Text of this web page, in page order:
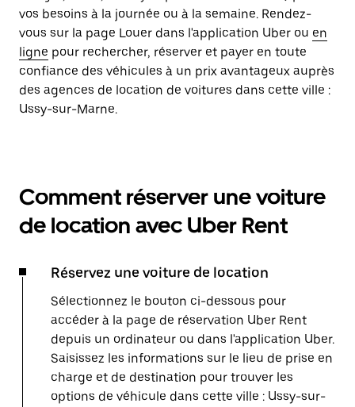
vos besoins à la journée ou à la semaine. Rendez-
vous sur la page Louer dans l'application Uber ou en
ligne pour rechercher, réserver et payer en toute
confiance des véhicules à un prix avantageux auprès
des agences de location de voitures dans cette ville :
Ussy-sur-Marne.
Comment réserver une voiture
de location avec Uber Rent
Réservez une voiture de location
Sélectionnez le bouton ci-dessous pour
accéder à la page de réservation Uber Rent
depuis un ordinateur ou dans l'application Uber.
Saisissez les informations sur le lieu de prise en
charge et de destination pour trouver les
options de véhicule dans cette ville : Ussy-sur-